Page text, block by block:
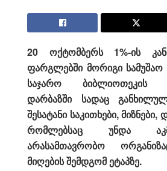
20 ოქტომბერს 1%-ის
ფარგლებში მორიგი სამუშაო
საჯარო ბიბლიოთეკის
დარბაზში სადაც
შესატანი საკითხები, მიზნები,
რომლებსაც უნდა
არასამთავრობო
მიღების შემდგომ ეტაპზე.